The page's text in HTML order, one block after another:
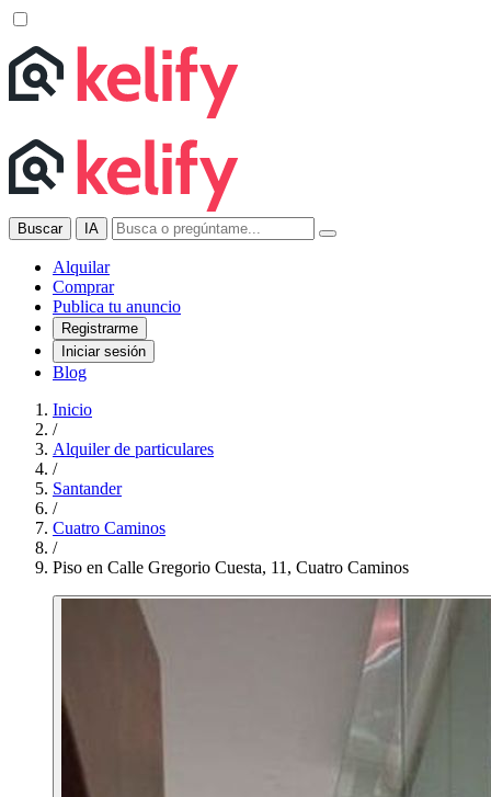
Buscar IA
Alquilar
Comprar
Publica tu anuncio
Registrarme
Iniciar sesión
Blog
Inicio
/
Alquiler de particulares
/
Santander
/
Cuatro Caminos
/
Piso en Calle Gregorio Cuesta, 11, Cuatro Caminos